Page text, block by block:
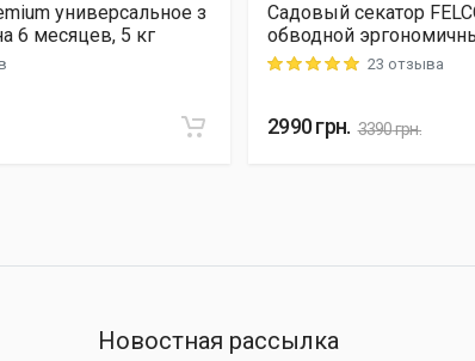
универсальное з
6 месяцев, 5 кг
Садовый секатор
обводной
Rating: 5 out of 523 отзыва
2990грн. 3390грн.
Новостная рассылка